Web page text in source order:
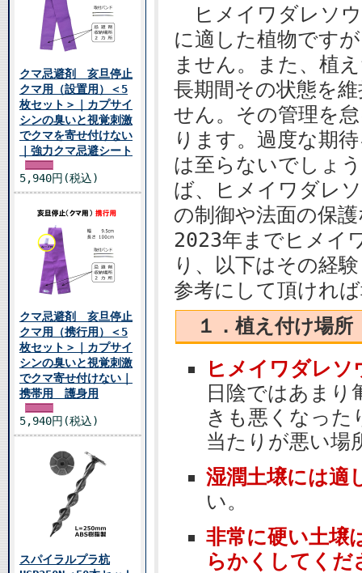
クマ忌避剤 亥旦停止
クマ用（設置用）＜5
枚セット＞｜カプサイ
シンの臭いと視覚刺激
でクマを寄せ付けない
｜強力クマ忌避シート
5,940円(税込)
クマ忌避剤 亥旦停止
クマ用（携行用）＜5
枚セット＞｜カプサイ
シンの臭いと視覚刺激
でクマ寄せ付けない｜
携帯用 護身用
5,940円(税込)
スパイラルプラ杭
ヒメイワダレソウ
に適した植物です
ません。また、植
長期間その状態を
せん。その管理を
ります。過度な期
は至らないでしょ
ば、ヒメイワダレ
の制御や法面の保
2023年までヒメイ
り、以下はその経
参考にして頂けれ
１．植え付け場所
ヒメイワダレ
日陰ではあまり
きも悪くなった
当たりが悪い場
湿潤土壌には適
い。
非常に硬い土壌
らかくしてくだ